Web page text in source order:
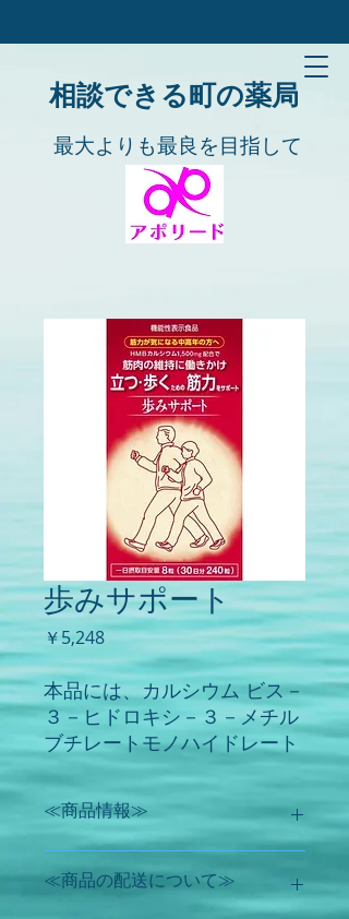
​​相談できる町の薬局
​​最大よりも最良を目指して
歩みサポート
￥5,248価
格
本品には、カルシウム ビス－
３－ヒドロキシ－３－メチル
ブチレートモノハイドレート
（HMBカルシウム）が含まれ
ます。カルシウム ビス－３－
ヒドロキシ－３－メチルブチ
レートモノハイドレート
（HMBカルシウム）は、筋肉
の維持に働きかけ、運動との
≪商品情報≫
スポーツ選手やトレーニングされた者
を除いた健康な中高年（自立した日常
≪商品の配送について≫